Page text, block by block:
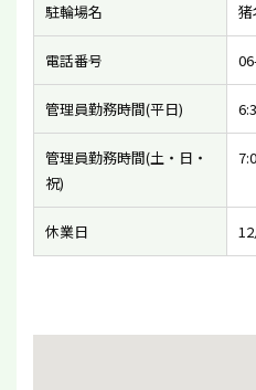
駐輪場名 猪
電話番号
管理員勤務時間(平日)
管理員勤務時間(土・日・
祝)
休業日